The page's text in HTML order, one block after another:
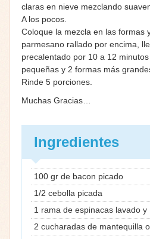
claras en nieve mezclando
A los pocos.
Coloque la mezcla en las formas
parmesano rallado por encima,
precalentado por 10 a 12
pequeñas y 2 formas más
Rinde 5 porciones.
Muchas Gracias…
Ingredientes
100 gr de bacon picado
1/2 cebolla picada
1 rama de espinacas lavado y
2 cucharadas de mantequilla